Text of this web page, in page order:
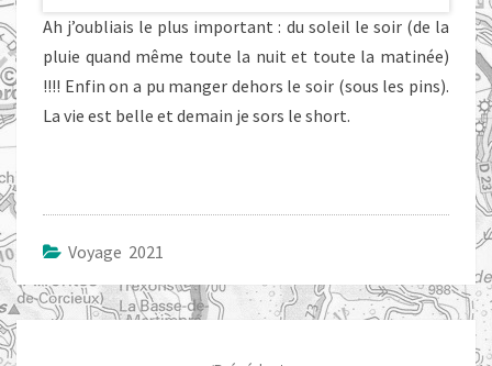
Ah j’oubliais le plus important : du soleil le soir (de la
pluie quand même toute la nuit et toute la matinée)
!!!! Enfin on a pu manger dehors le soir (sous les pins).
La vie est belle et demain je sors le short.
Voyage 2021
Navigation